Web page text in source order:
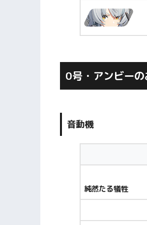
0号・アンビー
音動機
純然たる犠牲